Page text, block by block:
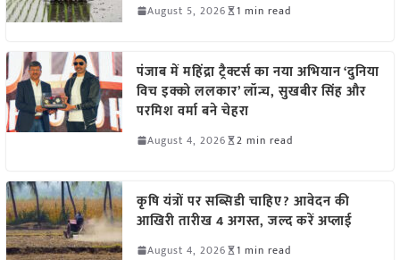
August 5, 2026 1 min read
पंजाब में महिंद्रा ट्रैक्टर्स का नया अभियान ‘दुनिया
विच इक्को ललकार’ लॉन्च, सुखबीर सिंह और
परमिश वर्मा बने चेहरा
August 4, 2026 2 min read
कृषि यंत्रों पर सब्सिडी चाहिए? आवेदन की
आखिरी तारीख 4 अगस्त, जल्द करें अप्लाई
August 4, 2026 1 min read